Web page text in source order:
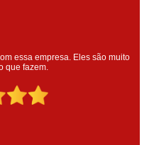
atendimento muito bom!
destaque para o colaborador
profissional!